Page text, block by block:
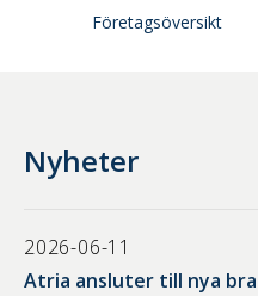
Företagsöversikt
Nyheter
2026-06-11
Atria ansluter till nya